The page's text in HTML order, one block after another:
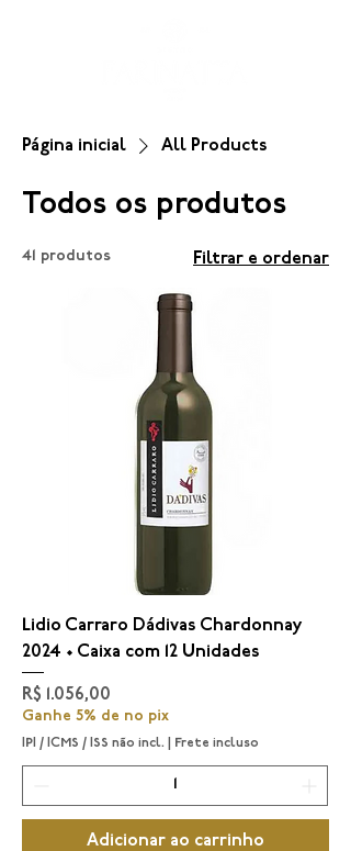
Página inicial All Products
Todos os produtos
41 produtos Filtrar e ordenar
Lidio Carraro Dádivas Chardonnay
2024 • Caixa com 12 Unidades
Preço
R$ 1.056,00
Ganhe 5% de no pix
IPI / ICMS / ISS não incl. Frete incluso
Adicionar ao carrinho